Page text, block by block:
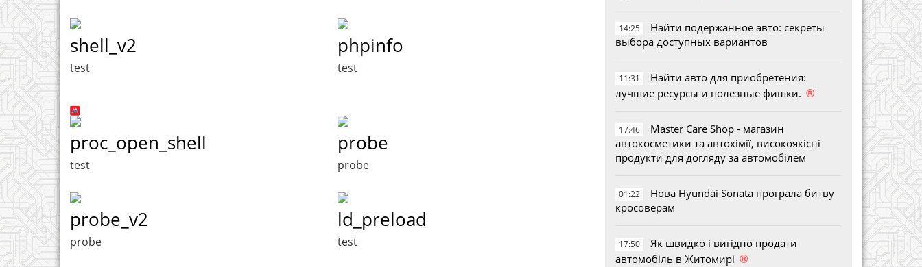
shell_v2
test
phpinfo
test
proc_open_shell
test
probe
probe
probe_v2
probe
ld_preload
test
14:25
Найти подержанное авто: секреты
выбора доступных вариантов
11:31
Найти авто для приобретения:
лучшие ресурсы и полезные фишки. ®
17:46
Master Care Shop - магазин
автокосметики та автохімії, високоякісні
продукти для догляду за автомобілем
01:22
Нова Hyundai Sonata програла битву
кросоверам
17:50
Як швидко і вигідно продати
автомобіль в Житомирі ®